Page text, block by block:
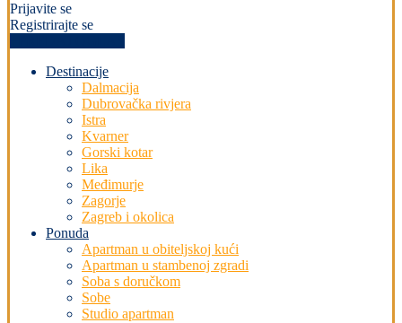
Prijavite se
Registrirajte se
Destinacije
Dalmacija
Dubrovačka rivjera
Istra
Kvarner
Gorski kotar
Lika
Međimurje
Zagorje
Zagreb i okolica
Ponuda
Apartman u obiteljskoj kući
Apartman u stambenoj zgradi
Soba s doručkom
Sobe
Studio apartman